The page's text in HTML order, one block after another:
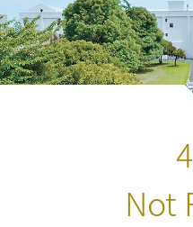
3つ
公
キャ
経
経済
地域経済
経
経営教
就
キャ
就職⽀
国際
国際
学
学
イ
Not